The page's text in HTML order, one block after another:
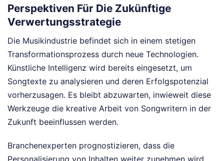
Perspektiven Für Die Zukünftige
Verwertungsstrategie
Die Musikindustrie befindet sich in einem stetigen
Transformationsprozess durch neue Technologien.
Künstliche Intelligenz wird bereits eingesetzt, um
Songtexte zu analysieren und deren Erfolgspotenzial
vorherzusagen. Es bleibt abzuwarten, inwieweit diese
Werkzeuge die kreative Arbeit von Songwritern in der
Zukunft beeinflussen werden.
Branchenexperten prognostizieren, dass die
Personalisierung von Inhalten weiter zunehmen wird.